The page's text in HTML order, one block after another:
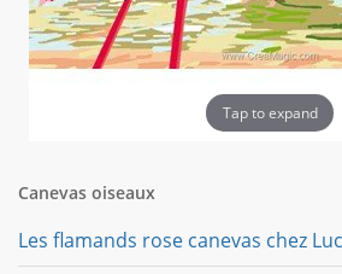
Tap to expand
Canevas oiseaux
Les flamands rose canevas chez